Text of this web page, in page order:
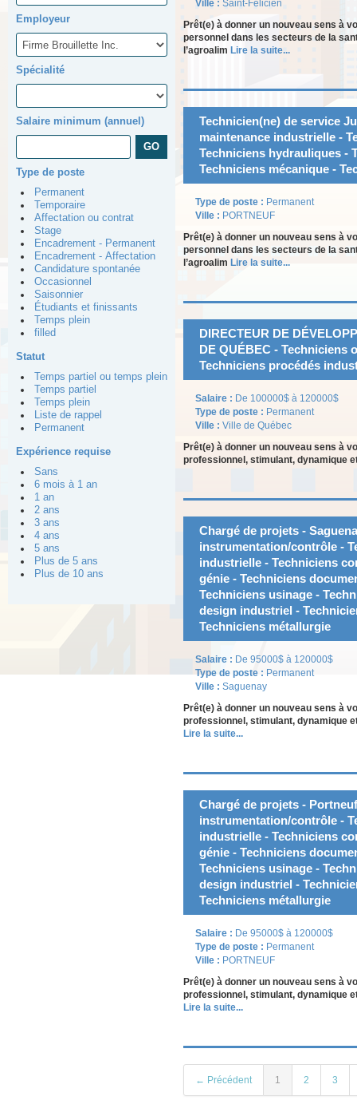
Employeur
Spécialité
Salaire minimum (annuel)
Type de poste
Permanent
Temporaire
Affectation ou contrat
Stage
Encadrement - Permanent
Encadrement - Affectation
Candidature spontanée
Occasionnel
Saisonnier
Étudiants et finissants
Temps plein
filled
Statut
Temps partiel ou temps plein
Temps partiel
Temps plein
Liste de rappel
Permanent
Expérience requise
Sans
6 mois à 1 an
1 an
2 ans
3 ans
4 ans
5 ans
Plus de 5 ans
Plus de 10 ans
Ville : Saint-Félicien
Prêt(e) à donner un nouveau sens à
personnel dans les secteurs de la
l’agroalim Lire la suite...
Technicien(ne) de service
maintenance industrielle -
Techniciens hydrauliques -
Techniciens mécanique -
Type de poste : Permanent
Ville : PORTNEUF
Prêt(e) à donner un nouveau sens à
personnel dans les secteurs de la
l’agroalim Lire la suite...
DIRECTEUR DE
DE QUÉBEC - Techniciens
Techniciens procédés
Salaire : De 100000$ à 120000$
Type de poste : Permanent
Ville : Ville de Québec
Prêt(e) à donner un nouveau sens à
professionnel, stimulant, dynamique
Chargé de projets -
instrumentation/contrôle -
industrielle - Techniciens
génie - Techniciens
Techniciens usinage -
design industriel -
Techniciens métallurgie
Salaire : De 95000$ à 120000$
Type de poste : Permanent
Ville : Saguenay
Prêt(e) à donner un nouveau sens à
professionnel, stimulant, dynamique
Lire la suite...
Chargé de projets -
instrumentation/contrôle -
industrielle - Techniciens
génie - Techniciens
Techniciens usinage -
design industriel -
Techniciens métallurgie
Salaire : De 95000$ à 120000$
Type de poste : Permanent
Ville : PORTNEUF
Prêt(e) à donner un nouveau sens à
professionnel, stimulant, dynamique
Lire la suite...
← Précédent 1 2 3